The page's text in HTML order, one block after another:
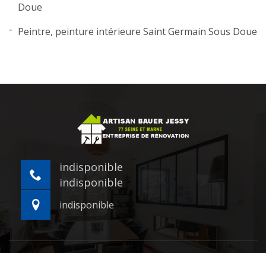
Doue
Peintre, peinture intérieure Saint Germain Sous Doue
indisponible
indisponible
indisponible